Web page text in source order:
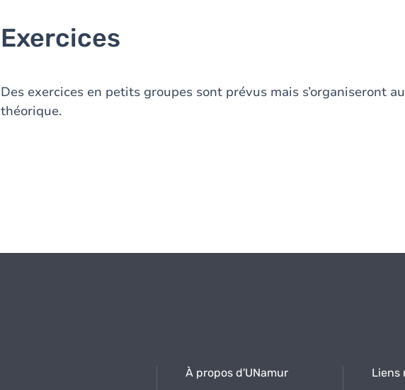
Exercices
Des exercices en petits groupes sont prévus mais s’organiseront
théorique.
À propos d'UNamur Liens